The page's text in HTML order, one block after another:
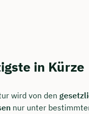
in Kürze
wird von den
nur unter